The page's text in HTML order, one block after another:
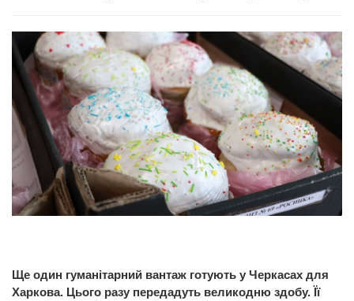
Ще один гуманітарний вантаж готують у Черкасах для
Харкова. Цього разу передадуть великодню здобу. Її